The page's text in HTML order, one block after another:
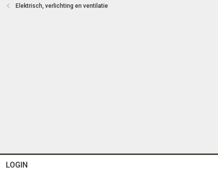
Elektrisch, verlichting en ventilatie
LOGIN